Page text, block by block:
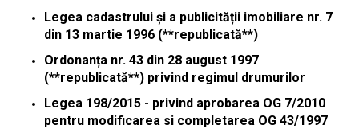
Legea cadastrului și a publicității imobiliare nr. 7
din 13 martie 1996 (**republicată**)
Ordonanța nr. 43 din 28 august 1997
(**republicată**) privind regimul drumurilor
Legea 198/2015 - privind aprobarea OG 7/2010
pentru modificarea si completarea OG 43/1997